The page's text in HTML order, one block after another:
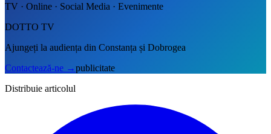
TV · Online · Social Media · Evenimente
DOTTO TV
Ajungeți la audiența din Constanța și Dobrogea
Contactează-ne →publicitate
Distribuie articolul